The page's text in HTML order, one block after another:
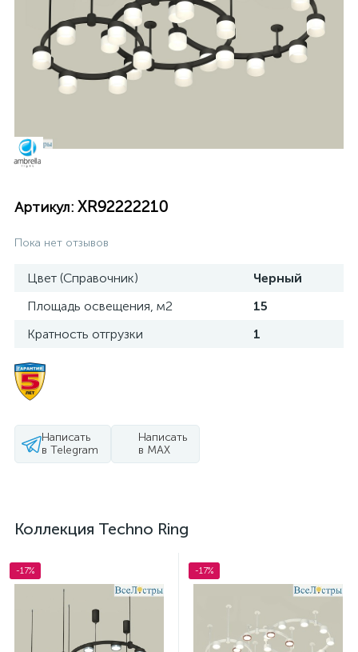
Артикул: XR92222210
Пока нет отзывов
Цвет (Справочник)
Черный
Площадь освещения, м2
15
Кратность отгрузки
1
Написать
в Telegram
Написать
в MAX
Коллекция Techno Ring
-17% -17%